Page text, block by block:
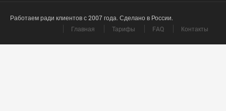
Работаем ради клиентов с 2007 года. Сделано в России.
Главная
Тарифы FAQ Контакты